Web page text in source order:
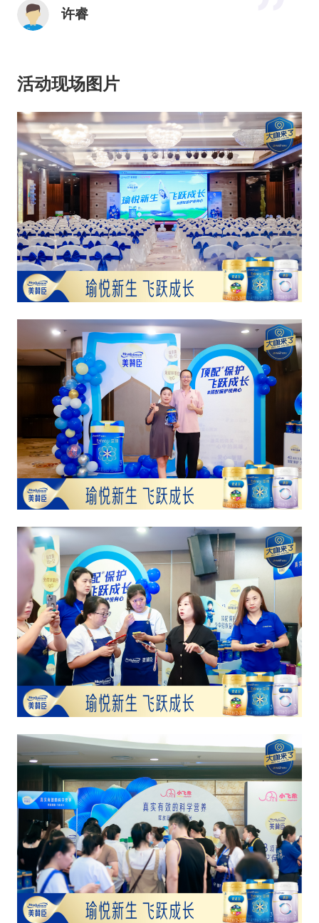
许睿
活动现场图片